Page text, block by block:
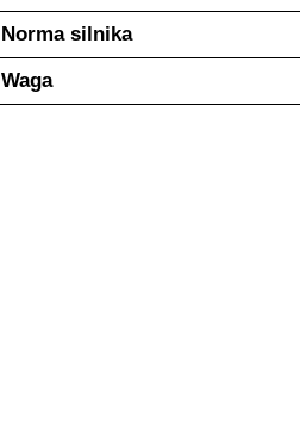
Norma silnika
Waga